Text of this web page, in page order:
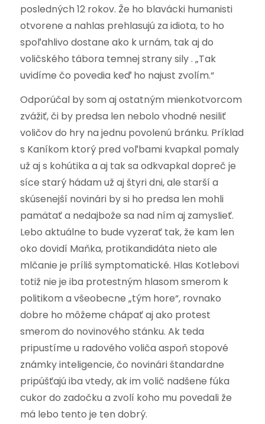
posledných 12 rokov. Že ho blavácki humanisti
otvorene a nahlas prehlasujú za idiota, to ho
spoľahlivo dostane ako k urnám, tak aj do
voličského tábora temnej strany sily . „Tak
uvidíme čo povedia keď ho najust zvolím.“
Odporúčal by som aj ostatným mienkotvorcom
zvážiť, či by predsa len nebolo vhodné nesiliť
voličov do hry na jednu povolenú bránku. Príklad
s Kaníkom ktorý pred voľbami kvapkal pomaly
už aj s kohútika a aj tak sa odkvapkal dopreč je
síce starý hádam už aj štyri dni, ale starší a
skúsenejší novinári by si ho predsa len mohli
pamätať a nedajbože sa nad ním aj zamyslieť.
Lebo aktuálne to bude vyzerať tak, že kam len
oko dovidí Maňka, protikandidáta nieto ale
mlčanie je príliš symptomatické. Hlas Kotlebovi
totiž nie je iba protestným hlasom smerom k
politikom a všeobecne „tým hore“, rovnako
dobre ho môžeme chápať aj ako protest
smerom do novinového stánku. Ak teda
pripustíme u radového voliča aspoň stopové
známky inteligencie, čo novinári štandardne
pripúšťajú iba vtedy, ak im volič nadšene fúka
cukor do zadočku a zvolí koho mu povedali že
má lebo tento je ten dobrý.